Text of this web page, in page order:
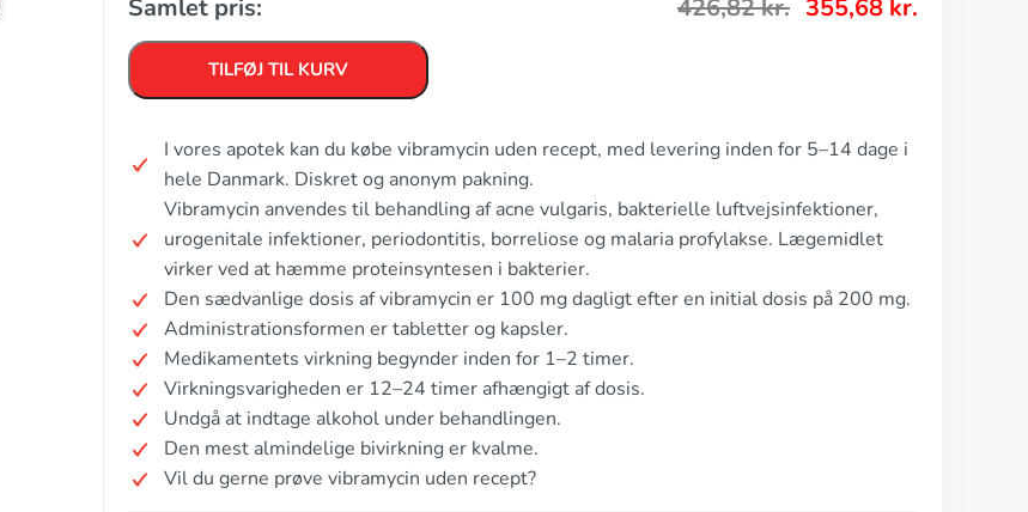
Samlet pris: 426,82kr. 355,68 kr.
TILFØJ TIL KURV
I vores apotek kan du købe vibramycin uden recept, med levering inden for 5–14 dage i
hele Danmark. Diskret og anonym pakning.
Vibramycin anvendes til behandling af acne vulgaris, bakterielle luftvejsinfektioner,
urogenitale infektioner, periodontitis, borreliose og malaria profylakse. Lægemidlet
virker ved at hæmme proteinsyntesen i bakterier.
Den sædvanlige dosis af vibramycin er 100 mg dagligt efter en initial dosis på 200 mg.
Administrationsformen er tabletter og kapsler.
Medikamentets virkning begynder inden for 1–2 timer.
Virkningsvarigheden er 12–24 timer afhængigt af dosis.
Undgå at indtage alkohol under behandlingen.
Den mest almindelige bivirkning er kvalme.
Vil du gerne prøve vibramycin uden recept?